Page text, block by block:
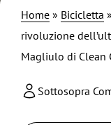
Home » Bicicletta »
rivoluzione
Magliulo di Clean
Sottosopra